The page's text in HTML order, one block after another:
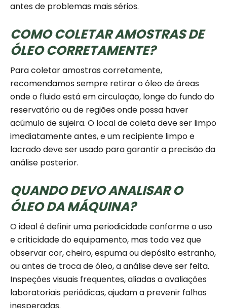
antes de problemas mais sérios.
COMO COLETAR AMOSTRAS DE
ÓLEO CORRETAMENTE?
Para coletar amostras corretamente,
recomendamos sempre retirar o óleo de áreas
onde o fluido está em circulação, longe do fundo do
reservatório ou de regiões onde possa haver
acúmulo de sujeira. O local de coleta deve ser limpo
imediatamente antes, e um recipiente limpo e
lacrado deve ser usado para garantir a precisão da
análise posterior.
QUANDO DEVO ANALISAR O
ÓLEO DA MÁQUINA?
O ideal é definir uma periodicidade conforme o uso
e criticidade do equipamento, mas toda vez que
observar cor, cheiro, espuma ou depósito estranho,
ou antes de troca de óleo, a análise deve ser feita.
Inspeções visuais frequentes, aliadas a avaliações
laboratoriais periódicas, ajudam a prevenir falhas